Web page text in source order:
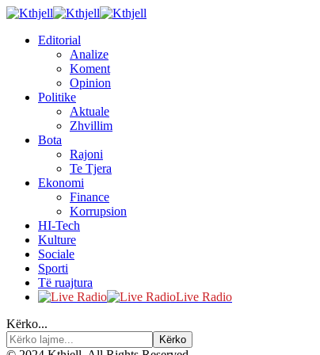
Editorial
Analize
Koment
Opinion
Politike
Aktuale
Zhvillim
Bota
Rajoni
Te Tjera
Ekonomi
Finance
Korrupsion
HI-Tech
Kulture
Sociale
Sporti
Të ruajtura
Live Radio
Kërko...